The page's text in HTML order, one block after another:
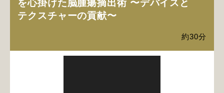
を心掛けた脳腫瘍摘出術 〜デバイスと
テクスチャーの貢献〜
約30分